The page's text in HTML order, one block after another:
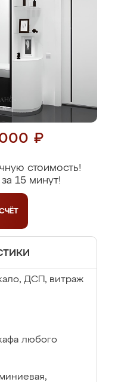
₽
стоимость!
15 минут!
ДСП, витраж
любого